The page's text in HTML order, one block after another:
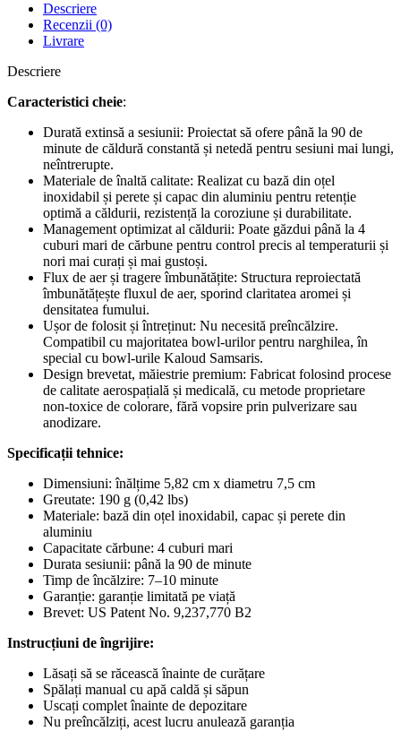
Descriere
Recenzii (0)
Livrare
Descriere
Caracteristici cheie:
Durată extinsă a sesiunii: Proiectat să ofere până la 90 de
minute de căldură constantă și netedă pentru sesiuni mai lungi,
neîntrerupte.
Materiale de înaltă calitate: Realizat cu bază din oțel
inoxidabil și perete și capac din aluminiu pentru retenție
optimă a căldurii, rezistență la coroziune și durabilitate.
Management optimizat al căldurii: Poate găzdui până la 4
cuburi mari de cărbune pentru control precis al temperaturii și
nori mai curați și mai gustoși.
Flux de aer și tragere îmbunătățite: Structura reproiectată
îmbunătățește fluxul de aer, sporind claritatea aromei și
densitatea fumului.
Ușor de folosit și întreținut: Nu necesită preîncălzire.
Compatibil cu majoritatea bowl-urilor pentru narghilea, în
special cu bowl-urile Kaloud Samsaris.
Design brevetat, măiestrie premium: Fabricat folosind procese
de calitate aerospațială și medicală, cu metode proprietare
non-toxice de colorare, fără vopsire prin pulverizare sau
anodizare.
Specificații tehnice:
Dimensiuni: înălțime 5,82 cm x diametru 7,5 cm
Greutate: 190 g (0,42 lbs)
Materiale: bază din oțel inoxidabil, capac și perete din
aluminiu
Capacitate cărbune: 4 cuburi mari
Durata sesiunii: până la 90 de minute
Timp de încălzire: 7–10 minute
Garanție: garanție limitată pe viață
Brevet: US Patent No. 9,237,770 B2
Instrucțiuni de îngrijire:
Lăsați să se răcească înainte de curățare
Spălați manual cu apă caldă și săpun
Uscați complet înainte de depozitare
Nu preîncălziți, acest lucru anulează garanția